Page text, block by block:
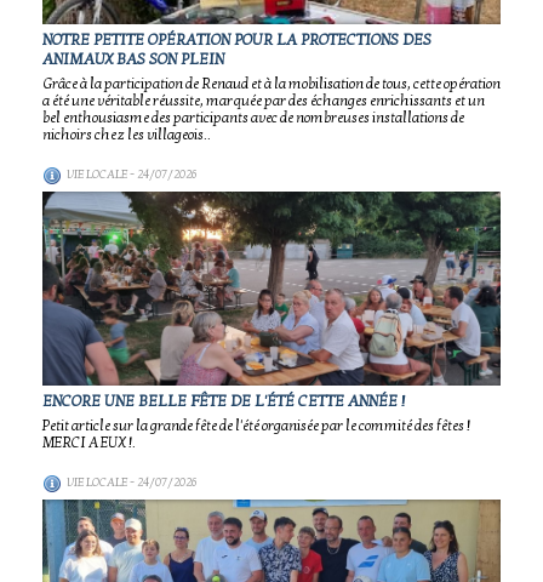
NOTRE PETITE OPÉRATION POUR LA PROTECTIONS DES
ANIMAUX BAS SON PLEIN
Grâce à la participation de Renaud et à la mobilisation de tous, cette opération
a été une véritable réussite, marquée par des échanges enrichissants et un
bel enthousiasme des participants avec de nombreuses installations de
nichoirs chez les villageois..
VIE LOCALE- 24/07/2026
ENCORE UNE BELLE FÊTE DE L'ÉTÉ CETTE ANNÉE !
Petit article sur la grande fête de l'été organisée par le commité des fêtes !
MERCI A EUX !.
VIE LOCALE- 24/07/2026